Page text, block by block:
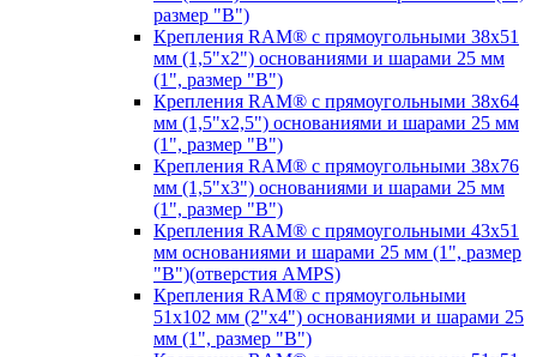
размер "B")
Крепления RAM® с прямоугольными 38х51
мм (1,5"х2") основаниями и шарами 25 мм
(1", размер "B")
Крепления RAM® с прямоугольными 38х64
мм (1,5"х2,5") основаниями и шарами 25 мм
(1", размер "B")
Крепления RAM® с прямоугольными 38х76
мм (1,5"х3") основаниями и шарами 25 мм
(1", размер "B")
Крепления RAM® с прямоугольными 43x51
мм основаниями и шарами 25 мм (1", размер
"B")(отверстия AMPS)
Крепления RAM® с прямоугольными
51х102 мм (2"х4") основаниями и шарами 25
мм (1", размер "B")